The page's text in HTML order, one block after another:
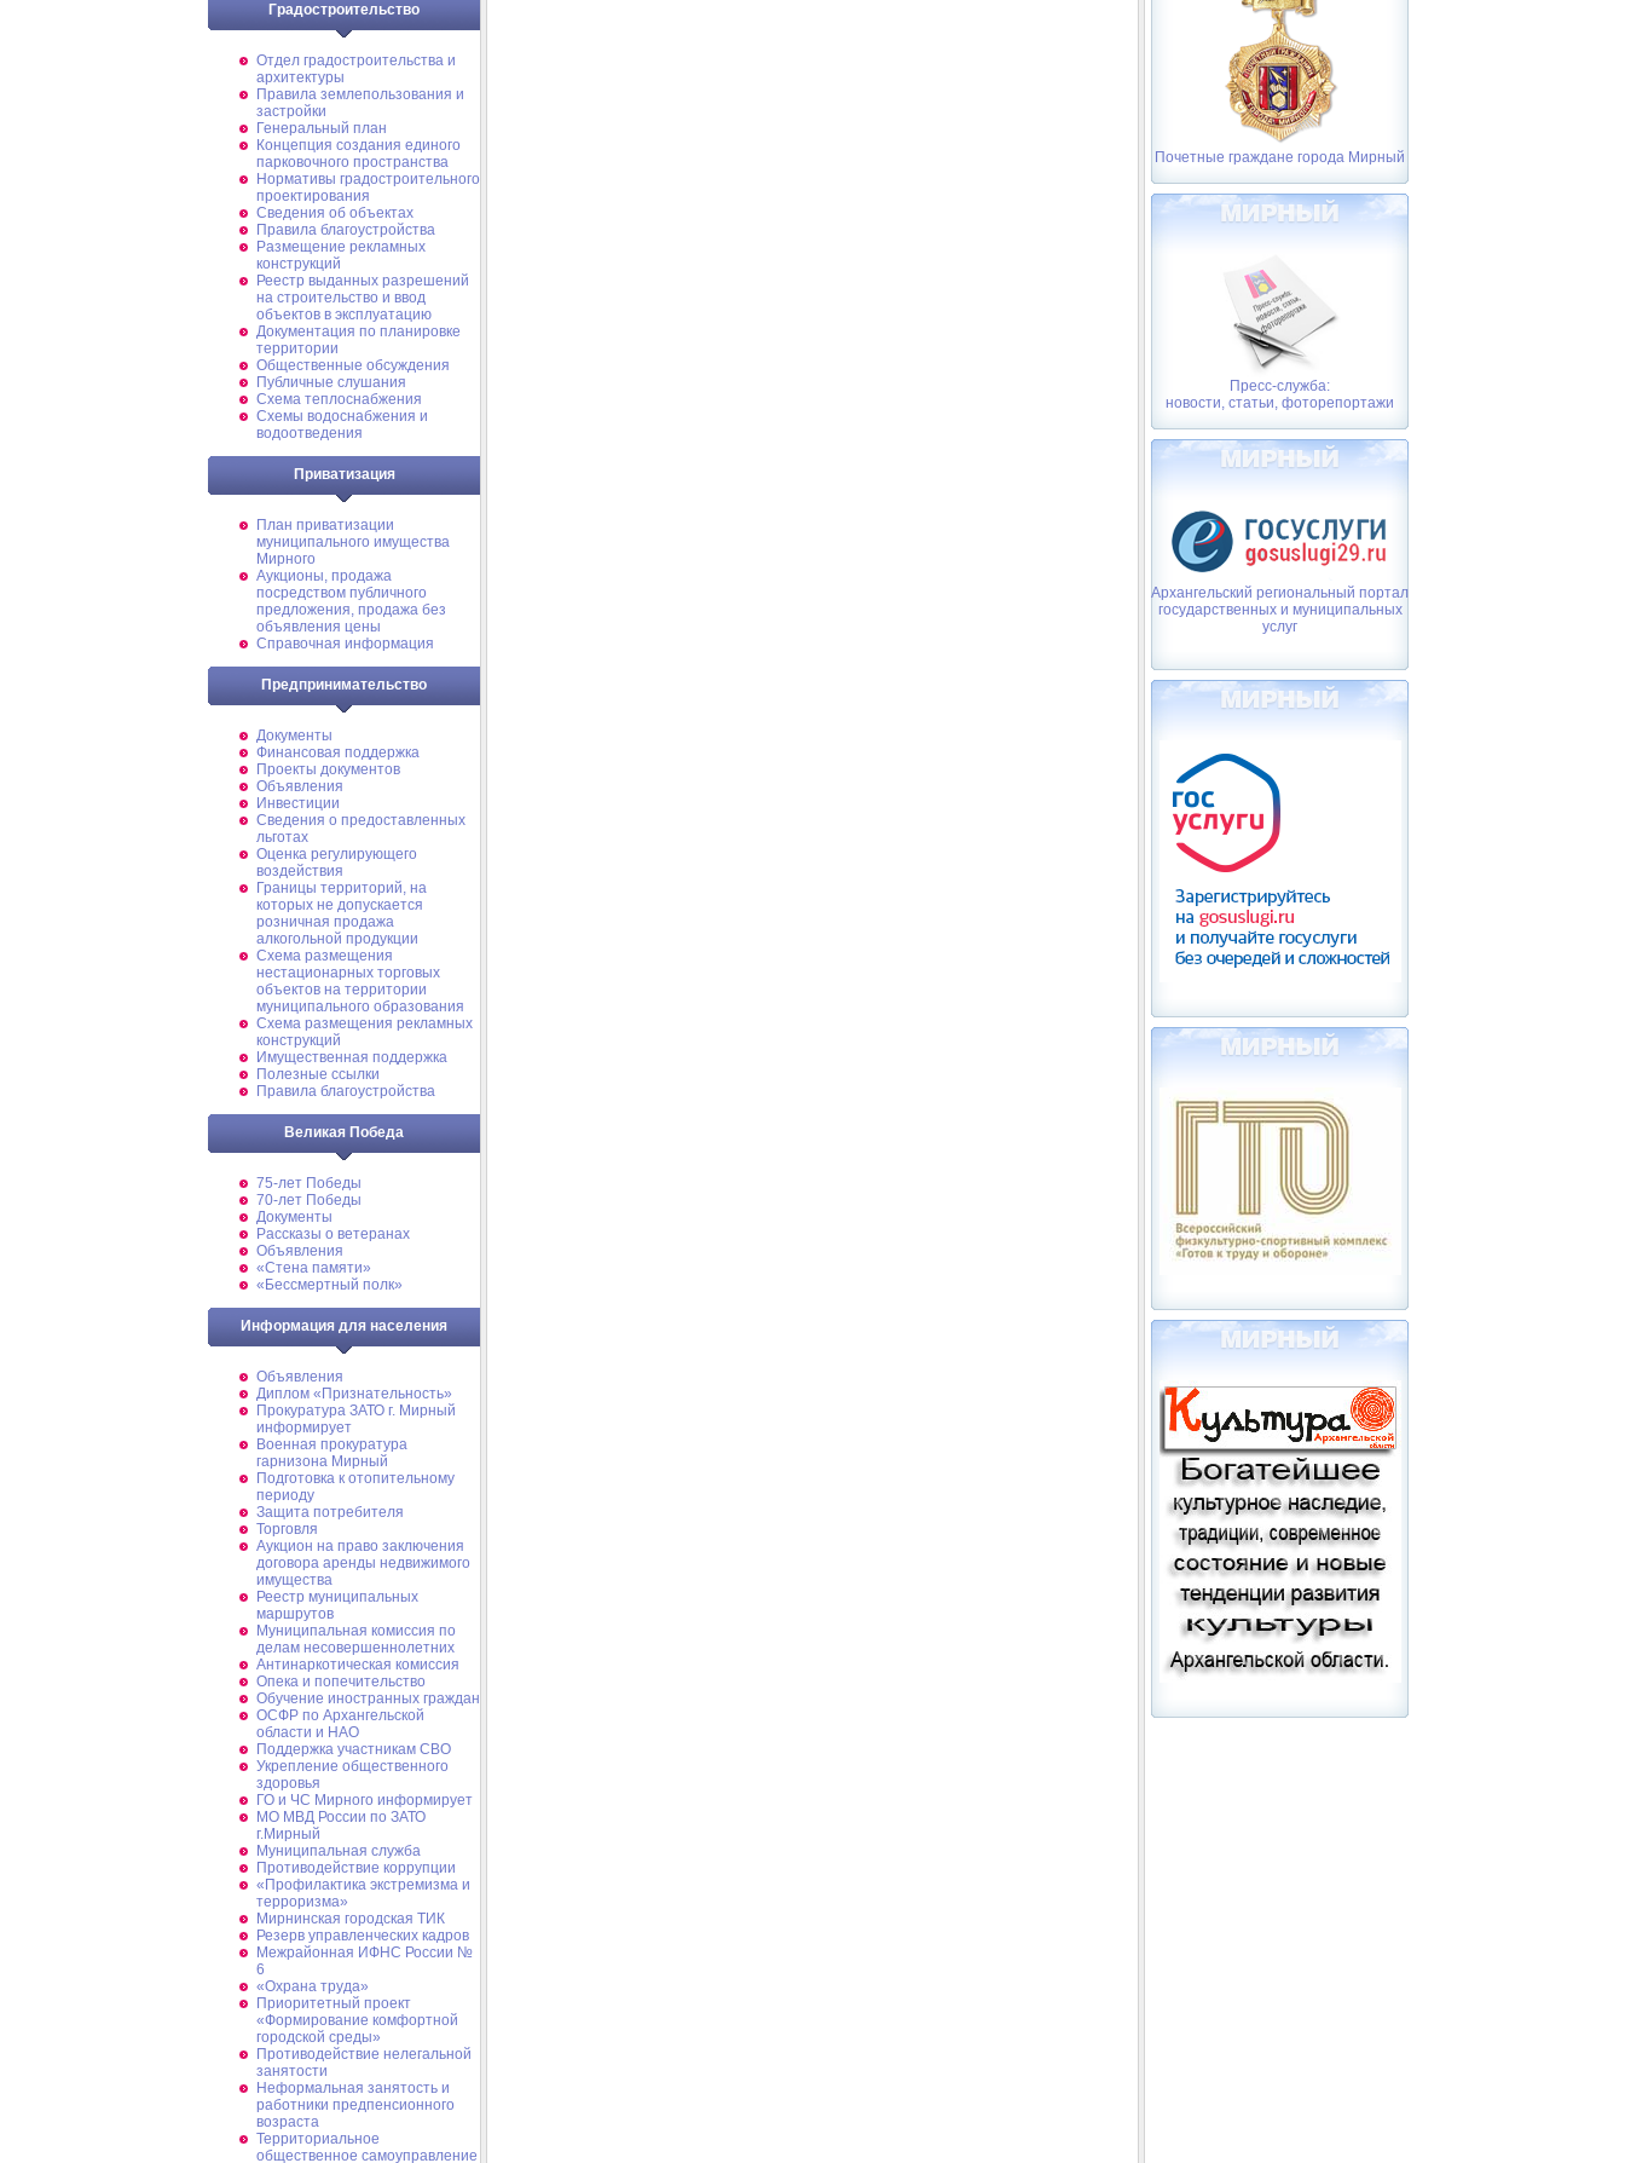
Градостроительство
Отдел градостроительства и
архитектуры
Правила землепользования и
застройки
Генеральный план
Концепция создания единого
парковочного пространства
Нормативы градостроительного
проектирования
Сведения об объектах
Правила благоустройства
Размещение рекламных
конструкций
Реестр выданных разрешений
на строительство и ввод
объектов в эксплуатацию
Документация по планировке
территории
Общественные обсуждения
Публичные слушания
Схема теплоснабжения
Схемы водоснабжения и
водоотведения
Приватизация
План приватизации
муниципального имущества
Мирного
Аукционы, продажа
посредством публичного
предложения, продажа без
объявления цены
Справочная информация
Предпринимательство
Документы
Финансовая поддержка
Проекты документов
Объявления
Инвестиции
Сведения о предоставленных
льготах
Оценка регулирующего
воздействия
Границы территорий, на
которых не допускается
розничная продажа
алкогольной продукции
Схема размещения
нестационарных торговых
объектов на территории
муниципального образования
Схема размещения рекламных
конструкций
Имущественная поддержка
Полезные ссылки
Правила благоустройства
Великая Победа
75-лет Победы
70-лет Победы
Документы
Рассказы о ветеранах
Объявления
«Стена памяти»
«Бессмертный полк»
Информация для населения
Объявления
Диплом «Признательность»
Прокуратура ЗАТО г. Мирный
информирует
Военная прокуратура
гарнизона Мирный
Подготовка к отопительному
периоду
Защита потребителя
Торговля
Аукцион на право заключения
договора аренды недвижимого
имущества
Реестр муниципальных
маршрутов
Муниципальная комиссия по
делам несовершеннолетних
Антинаркотическая комиссия
Опека и попечительство
Обучение иностранных граждан
ОСФР по Архангельской
области и НАО
Поддержка участникам СВО
Укрепление общественного
здоровья
ГО и ЧС Мирного информирует
МО МВД России по ЗАТО
г.Мирный
Муниципальная cлужба
Противодействие коррупции
«Профилактика экстремизма и
терроризма»
Мирнинская городская ТИК
Резерв управленческих кадров
Межрайонная ИФНС России №
6
«Охрана труда»
Приоритетный проект
«Формирование комфортной
городской среды»
Противодействие нелегальной
занятости
Неформальная занятость и
работники предпенсионного
возраста
Территориальное
общественное самоуправление
Почетные граждане города Мирный
Пресс-служба:
новости, статьи, фоторепортажи
Архангельский региональный портал
государственных и муниципальных
услуг